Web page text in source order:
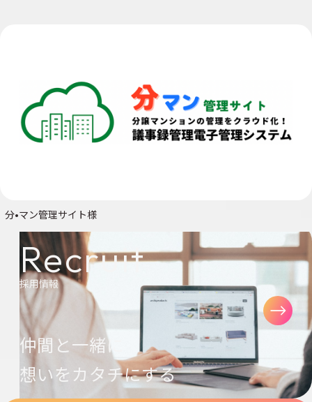
分•マン管理サイト様
Recruit
採用情報
仲間と一緒に
想いをカタチにする